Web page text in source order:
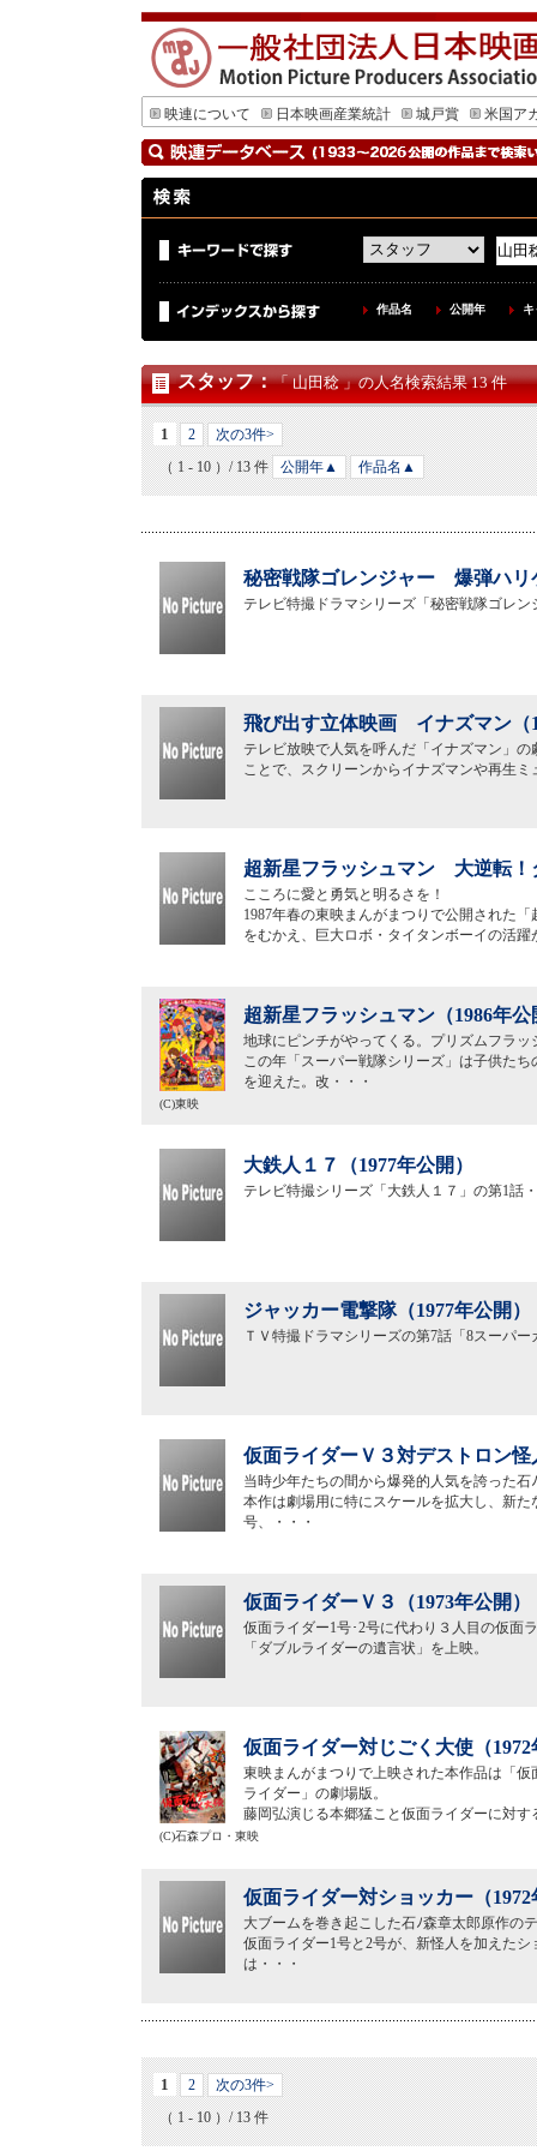
映連について 日本映画産業統計 城戸賞 米国ア
作品名 公開年
スタッフ：「 山田稔 」の人名検索結果 13 件
1 2
次の3件>
（ 1 - 10 ）/ 13 件
公開年▲ 作品名▲
秘密戦隊ゴレンジャー 爆弾ハリ
テレビ特撮ドラマシリーズ「秘密戦隊ゴレ
飛び出す立体映画 イナズマン（
テレビ放映で人気を呼んだ「イナズマン」
ことで、スクリーンからイナズマンや再生
超新星フラッシュマン 大逆転！
こころに愛と勇気と明るさを！
1987年春の東映まんがまつりで公開された
をむかえ、巨大ロボ・タイタンボーイの活躍
超新星フラッシュマン（1986年公
地球にピンチがやってくる。プリズムフラ
この年「スーパー戦隊シリーズ」は子供た
を迎えた。改・・・
(C)東映
大鉄人１７（1977年公開）
テレビ特撮シリーズ「大鉄人１７」の第1話
ジャッカー電撃隊（1977年公開）
ＴＶ特撮ドラマシリーズの第7話「8スーパ
仮面ライダーＶ３対デストロン怪
当時少年たちの間から爆発的人気を誇った
本作は劇場用に特にスケールを拡大し、新
号、・・・
仮面ライダーＶ３（1973年公開）
仮面ライダー1号･2号に代わり３人目の仮面
「ダブルライダーの遺言状」を上映。
仮面ライダー対じごく大使（1972
東映まんがまつりで上映された本作品は「
ライダー」の劇場版。
藤岡弘演じる本郷猛こと仮面ライダーに対
(C)石森プロ・東映
仮面ライダー対ショッカー（1972
大ブームを巻き起こした石ﾉ森章太郎原作の
仮面ライダー1号と2号が、新怪人を加えた
は・・・
1 2
次の3件>
（ 1 - 10 ）/ 13 件